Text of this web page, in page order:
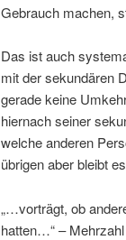
Gebrauch machen,
Das ist auch
mit der sekundären
gerade keine
hiernach seiner
welche anderen
übrigen aber bleibt
„…vorträgt, ob
hatten…“ –